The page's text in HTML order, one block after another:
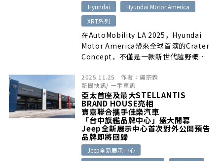
Hyundai
Hyundai Motor America
XRT系列
在AutoMobility LA 2025，Hyundai
Motor America帶來全球首演的Crater
Concept，不僅是一款新世代越野概念
載具」的詮釋。這款由加州Irvine的
Hyundai America Technical Center
打造的作品，在外型、內裝、越野機能等
層面展現前所未有的探索性。
2025.11.25 作者： 吳宗霖
新聞快訊/ 一手車訊
亞太首座及最大STELLANTIS
BRAND HOUSE亮相
寶嘉聯合攜手佳樂汽車
「台中旗艦品牌中心」盛大開幕
Jeep全新展示中心首次對外公開預告
品牌即將回歸
Jeep全新展示中心